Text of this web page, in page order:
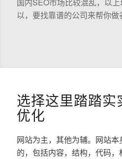
国内SEO市场比较混乱，以
以，要找靠谱的公司来帮你做
选择这里踏踏实
优化
网站为主，其他为辅。网站
的，包括内容，结构，代码